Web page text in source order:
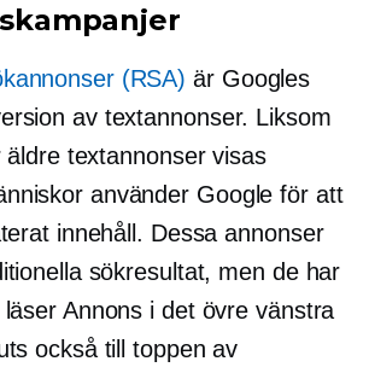
(RSA) är Googles
av textannonser. Liksom
textannonser visas
använder Google för att
innehåll. Dessa annonser
sökresultat, men de har
Annons i det övre vänstra
också till toppen av